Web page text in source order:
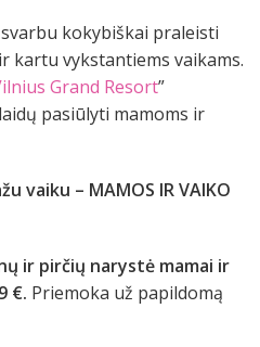
kokybiškai praleisti
kartu vykstantiems vaikams.
Grand Resort”
pasiūlyti mamoms ir
vaiku – MAMOS IR VAIKO
ir pirčių narystė mamai ir
€. Priemoka už papildomą